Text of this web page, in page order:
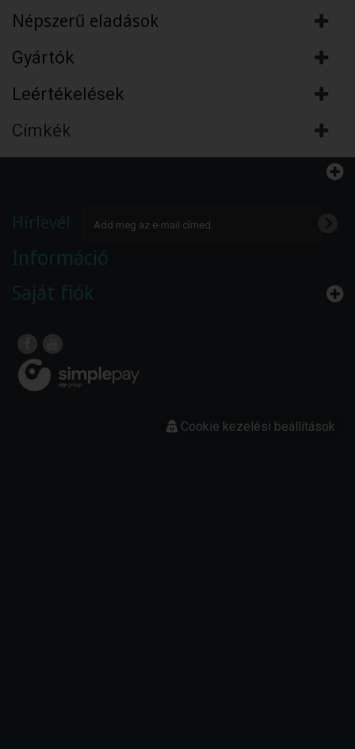
Népszerű eladások
Gyártók
Leértékelések
Címkék
Hírlevél
Információ
Saját fiók
Cookie kezelési beállítások